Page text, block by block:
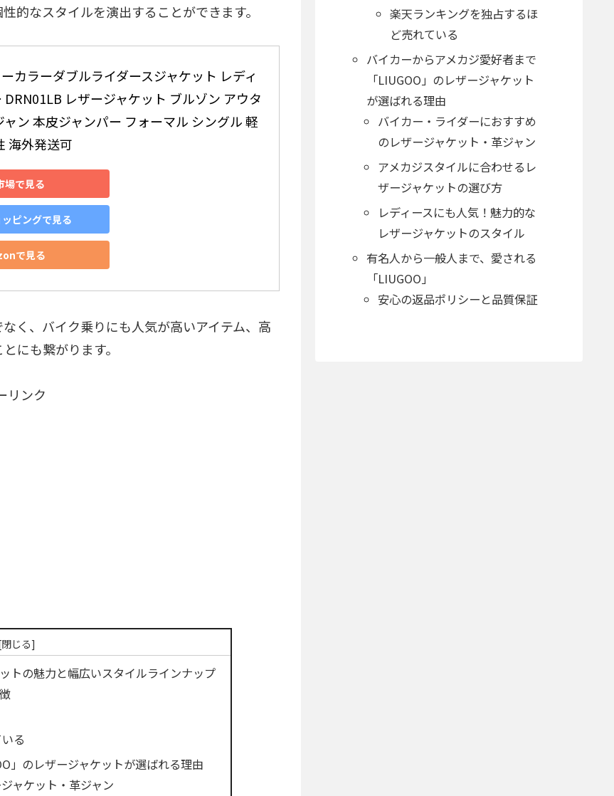
的なスタイルを演出することができます。
カラーダブルライダースジャケット レディ
DRN01LB レザージャケット ブルゾン アウタ
ャン 本皮ジャンパー フォーマル シングル 軽
海外発送可
場で見る
ピングで見る
で見る
く、バイク乗りにも人気が高いアイテム、高
にも繋がります。
リンク
トの魅力と幅広いスタイルラインナップ
る
」のレザージャケットが選ばれる理由
ャケット・革ジャン
楽天ランキングを独占するほ
ど売れている
バイカーからアメカジ愛好者まで
「LIUGOO」のレザージャケット
が選ばれる理由
バイカー・ライダーにおすすめ
のレザージャケット・革ジャン
アメカジスタイルに合わせるレ
ザージャケットの選び方
レディースにも人気！魅力的な
レザージャケットのスタイル
有名人から一般人まで、愛される
「LIUGOO」
安心の返品ポリシーと品質保証